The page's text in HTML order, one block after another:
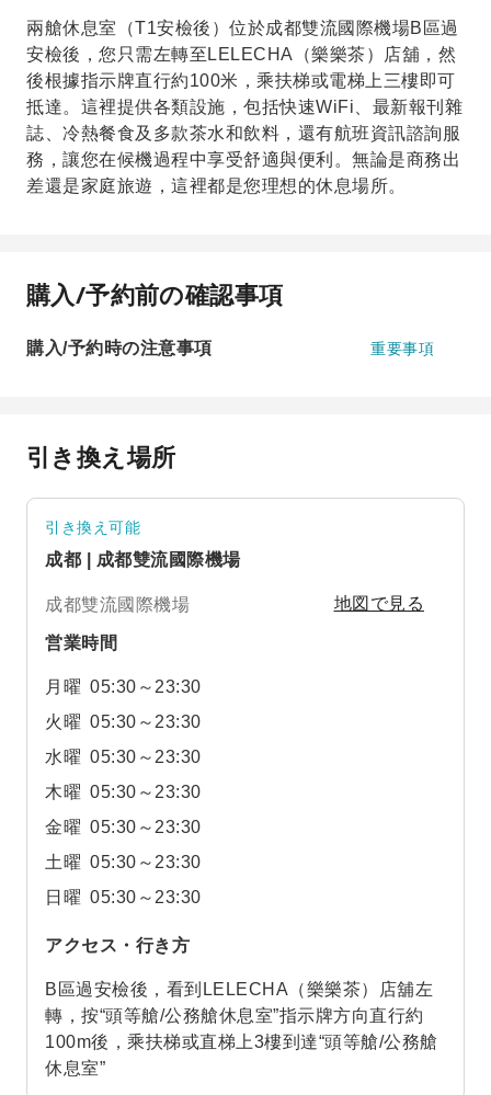
兩艙休息室（T1安檢後）位於成都雙流國際機場B區過
安檢後，您只需左轉至LELECHA（樂樂茶）店舖，然
後根據指示牌直行約100米，乘扶梯或電梯上三樓即可
抵達。這裡提供各類設施，包括快速WiFi、最新報刊雜
誌、冷熱餐食及多款茶水和飲料，還有航班資訊諮詢服
務，讓您在候機過程中享受舒適與便利。無論是商務出
差還是家庭旅遊，這裡都是您理想的休息場所。
購入/予約前の確認事項
購入/予約時の注意事項 重要事項
引き換え場所
引き換え可能
成都 | 成都雙流國際機場
成都雙流國際機場 地図で見る
営業時間
月曜 05:30～23:30
火曜 05:30～23:30
水曜 05:30～23:30
木曜 05:30～23:30
金曜 05:30～23:30
土曜 05:30～23:30
日曜 05:30～23:30
アクセス・行き方
B區過安檢後，看到LELECHA（樂樂茶）店舖左
轉，按“頭等艙/公務艙休息室”指示牌方向直行約
100m後，乘扶梯或直梯上3樓到達“頭等艙/公務艙
休息室”